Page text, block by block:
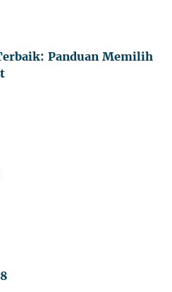
Panduan Memilih